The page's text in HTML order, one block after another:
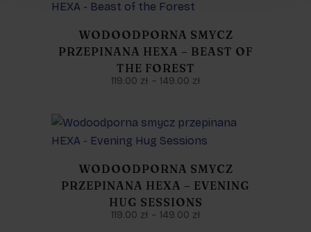
WODOODPORNA SMYCZ
PRZEPINANA HEXA – BEAST OF
THE FOREST
119.00 zł – 149.00 zł
WODOODPORNA SMYCZ
PRZEPINANA HEXA – EVENING
HUG SESSIONS
119.00 zł – 149.00 zł